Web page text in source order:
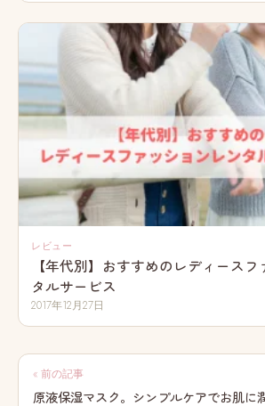
レビュー
【年代別】おすすめのレディース
タルサービス
2017年12月27日
投
稿
« 前の記事
原液保湿マスク。シンプルケアでお肌に